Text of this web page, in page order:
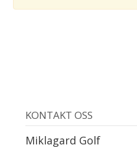
KONTAKT OSS
Miklagard Golf